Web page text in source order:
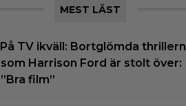
MEST LÄST
På TV ikväll: Bortglömda thrillern
som Harrison Ford är stolt över:
”Bra film”